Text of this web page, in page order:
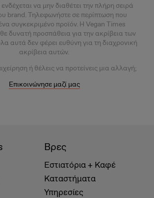
να μην διαθέτει την πλήρη σειρά
brand. Τηλεφωνήστε σε περίπτωση που
συγκεκριμένο προϊόν. Η Vegan Times
δυνατή προσπάθεια για την ακρίβεια των
αυτά δεν φέρει ευθύνη για τη διαχρονική
ακρίβεια αυτών.
ή θέλειςνα προτείνεις μια αλλαγή;
Επικοινώνησε μαζί μας
Βρες
Εστιατόρια + Καφέ
Καταστήματα
Υπηρεσίες